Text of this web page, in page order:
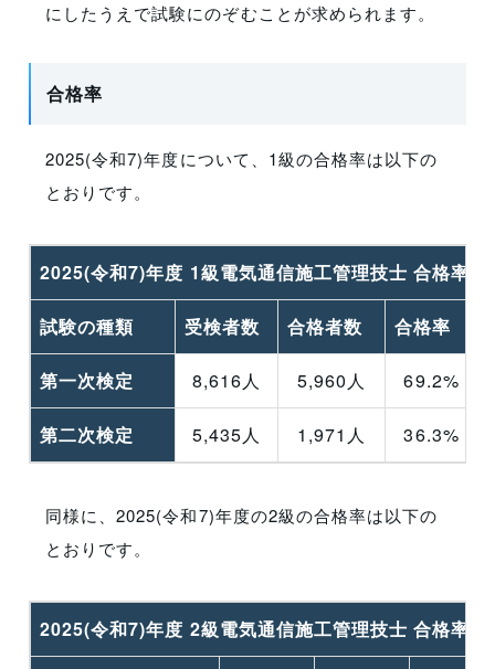
にしたうえで試験にのぞむことが求められます。
合格率
2025(令和7)年度について、1級の合格率は以下の
とおりです。
2025(令和7)年度 1級電気通信施工管理技士 合格率
試験の種類 受検者数 合格者数 合格率
第一次検定 8,616人 5,960人 69.2%
第二次検定 5,435人 1,971人 36.3%
同様に、2025(令和7)年度の2級の合格率は以下の
とおりです。
2025(令和7)年度 2級電気通信施工管理技士 合格率